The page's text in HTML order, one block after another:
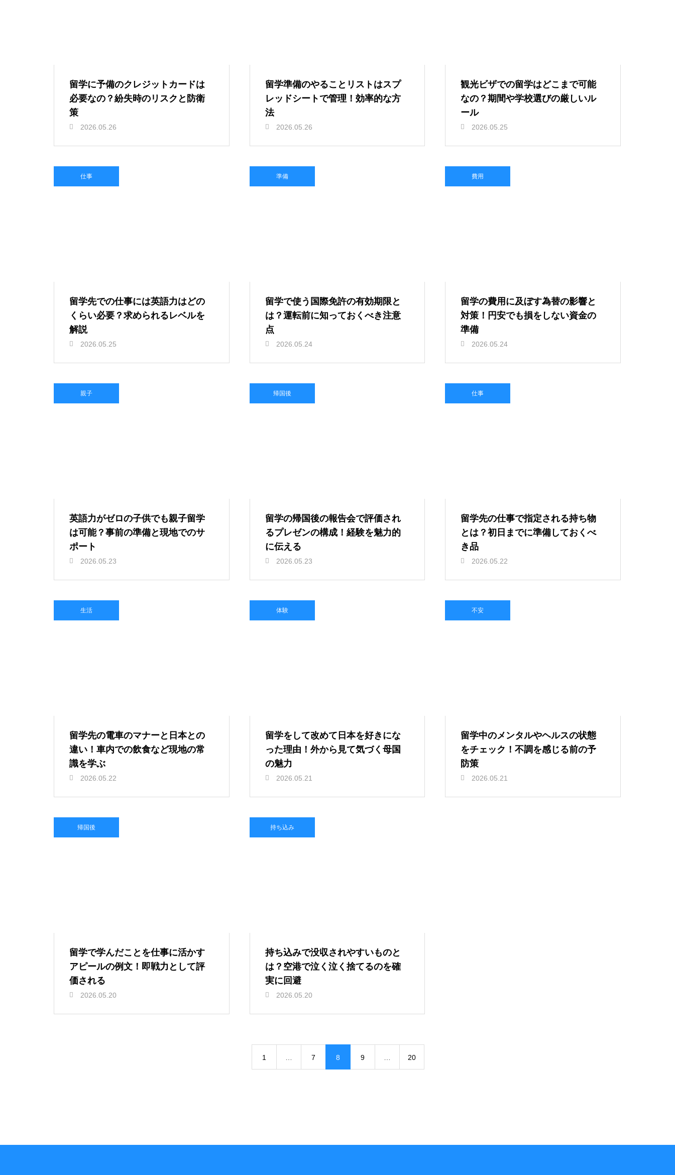
留学に予備のクレジットカードは
必要なの？紛失時のリスクと防衛
策
2026.05.26
留学準備のやることリストはスプ
レッドシートで管理！効率的な方
法
2026.05.26
観光ビザでの留学はどこまで可能
なの？期間や学校選びの厳しいル
ール
2026.05.25
仕事
留学先での仕事には英語力はどの
くらい必要？求められるレベルを
解説
2026.05.25
準備
留学で使う国際免許の有効期限と
は？運転前に知っておくべき注意
点
2026.05.24
費用
留学の費用に及ぼす為替の影響と
対策！円安でも損をしない資金の
準備
2026.05.24
親子
英語力がゼロの子供でも親子留学
は可能？事前の準備と現地でのサ
ポート
2026.05.23
帰国後
留学の帰国後の報告会で評価され
るプレゼンの構成！経験を魅力的
に伝える
2026.05.23
仕事
留学先の仕事で指定される持ち物
とは？初日までに準備しておくべ
き品
2026.05.22
生活
留学先の電車のマナーと日本との
違い！車内での飲食など現地の常
識を学ぶ
2026.05.22
体験
留学をして改めて日本を好きにな
った理由！外から見て気づく母国
の魅力
2026.05.21
不安
留学中のメンタルやヘルスの状態
をチェック！不調を感じる前の予
防策
2026.05.21
帰国後
留学で学んだことを仕事に活かす
アピールの例文！即戦力として評
価される
2026.05.20
持ち込み
持ち込みで没収されやすいものと
は？空港で泣く泣く捨てるのを確
実に回避
2026.05.20
1 7 8 9 20